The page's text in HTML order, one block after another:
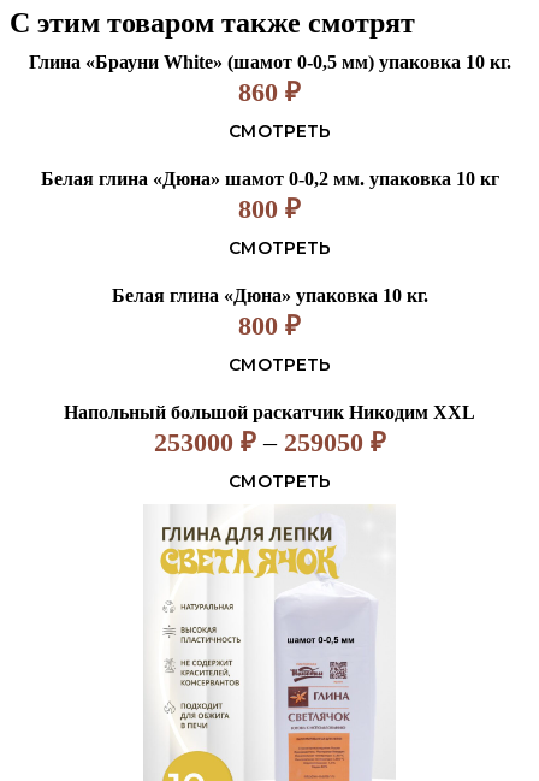
С этим товаром также смотрят
Глина «Брауни White» (шамот 0-0,5 мм) упаковка 10 кг.
860 ₽
СМОТРЕТЬ
Белая глина «Дюна» шамот 0-0,2 мм. упаковка 10 кг
800 ₽
СМОТРЕТЬ
Белая глина «Дюна» упаковка 10 кг.
800 ₽
СМОТРЕТЬ
Напольный большой раскатчик Никодим XXL
253000 ₽ – 259050 ₽
СМОТРЕТЬ